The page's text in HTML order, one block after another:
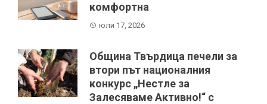
комфортна
юли 17, 2026
Община Твърдица печели за
втори път националния
конкурс „Нестле за
Залесяваме Активно!“ с